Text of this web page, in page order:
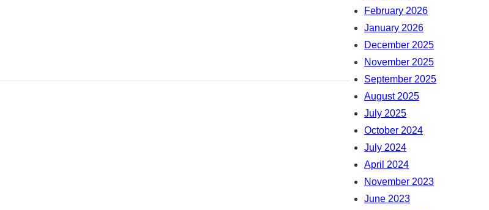
February 2026
January 2026
December 2025
November 2025
September 2025
August 2025
July 2025
October 2024
July 2024
April 2024
November 2023
June 2023